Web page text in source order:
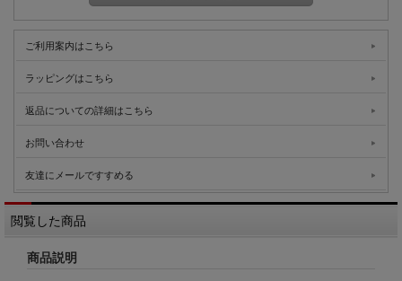
ご利用案内はこちら
ラッピングはこちら
返品についての詳細はこちら
お問い合わせ
友達にメールですすめる
閲覧した商品
商品説明